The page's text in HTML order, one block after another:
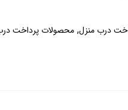
درب منزل, محصولات پرداخت